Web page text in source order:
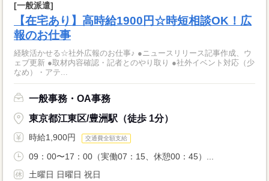
[一般派遣]
【在宅あり】高時給1900円☆時短相談OK！広
報のお仕事
経験活かせる☆社外広報のお仕事♪ ●ニュースリリース記事作成、ウ
ェブ更新 ●取材内容確認・記者とのやり取り ●社外イベント対応（少
なめ）・アテ...
一般事務・OA事務
東京都江東区/豊洲駅（徒歩 1分）
時給1,900円 交通費全額支給
09：00〜17：00（実働07：15、休憩00：45）...
土曜日 日曜日 祝日